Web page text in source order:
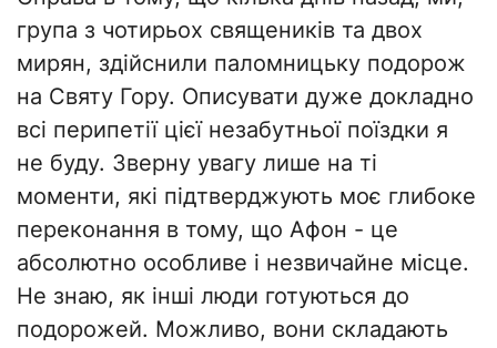
група з чотирьох священиків та двох
мирян, здійснили паломницьку подорож
на Святу Гору. Описувати дуже докладно
всі перипетії цієї незабутньої поїздки я
не буду. Зверну увагу лише на ті
моменти, які підтверджують моє глибоке
переконання в тому, що Афон - це
абсолютно особливе і незвичайне місце.
Не знаю, як інші люди готуються до
подорожей. Можливо, вони складають